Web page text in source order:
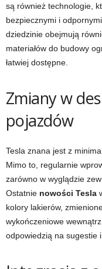
są również technologie,
bezpiecznymi i
dziedzinie obejmują
materiałów do budowy
łatwiej dostępne.
Zmiany w
pojazdów
Tesla znana jest z
Mimo to, regularnie
zarówno w wyglądzie
Ostatnie nowości Tesla
kolory lakierów,
wykończeniowe
odpowiedzią na sugestie